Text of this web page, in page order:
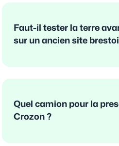
Faut-il tester la terre
sur un ancien site
Quel camion pour la
Crozon ?